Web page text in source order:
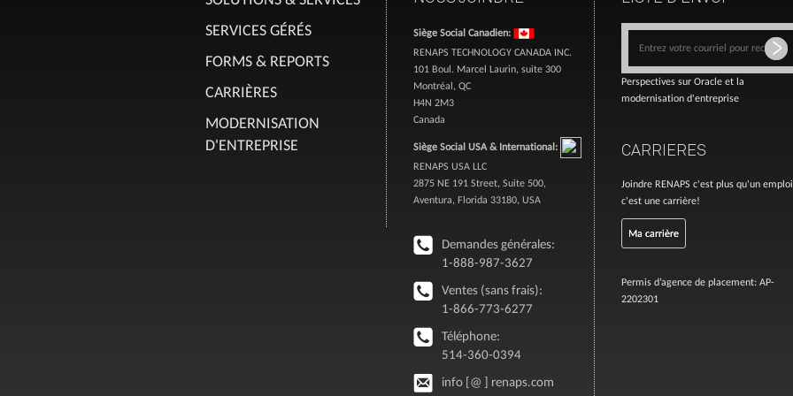
SERVICES GÉRÉS
FORMS & REPORTS
CARRIÈRES
MODERNISATION
D'ENTREPRISE
Siège Social Canadien:
RENAPS TECHNOLOGY CANADA INC.
101 Boul. Marcel Laurin, suite 300
Montréal, QC
H4N 2M3
Canada
Siège Social USA & International:
RENAPS USA LLC
2875 NE 191 Street, Suite 500,
Aventura, Florida 33180, USA
Demandes générales:
1-888-987-3627
Ventes (sans frais):
1-866-773-6277
Téléphone:
514-360-0394
info [@ ] renaps.com
Perspectives sur Oracle et la
modernisation d'entreprise
CARRIERES
Joindre RENAPS c'est plus qu'un
c'est une carrière!
Ma carrière
Permis d’agence de placement: AP-
2202301